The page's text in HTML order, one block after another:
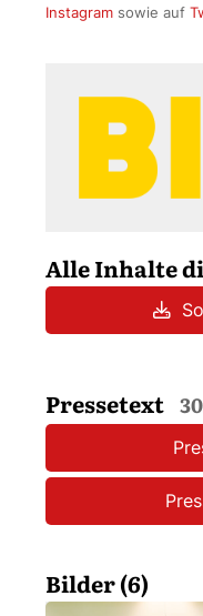
Instagram sowie auf
Alle Inhalte
Pressetext
Bilder (6)